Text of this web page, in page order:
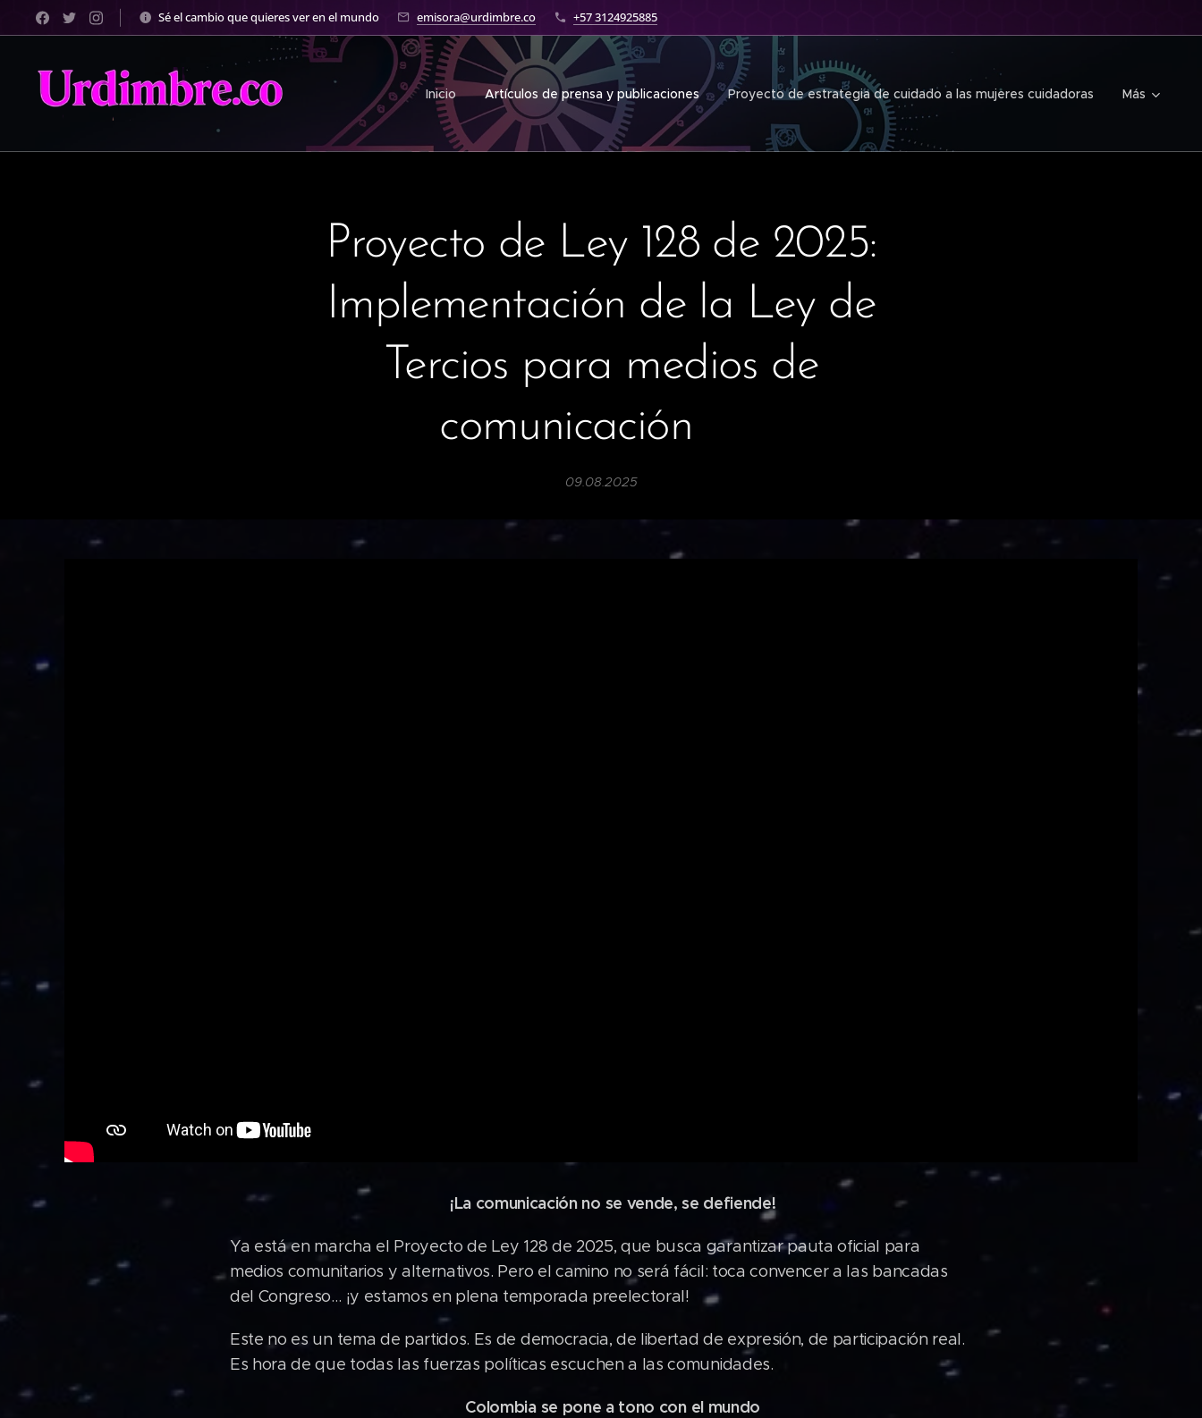
Sé el cambio que quieres ver en el mundo emisora@urdimbre.co +57 3124925885
Inicio Artículos de prensa y publicaciones Proyecto de estrategia de cuidado a las mujeres cuidadoras Más
Proyecto de Ley 128 de 2025:
Implementación de la Ley de
Tercios para medios de
comunicación 📣
09.08.2025
¡La comunicación no se vende, se defiende!
Ya está en marcha el Proyecto de Ley 128 de 2025, que busca garantizar pauta oficial para
medios comunitarios y alternativos. Pero el camino no será fácil: toca convencer a las bancadas
del Congreso… ¡y estamos en plena temporada preelectoral!
Este no es un tema de partidos. Es de democracia, de libertad de expresión, de participación real.
Es hora de que todas las fuerzas políticas escuchen a las comunidades.
Colombia se pone a tono con el mundo